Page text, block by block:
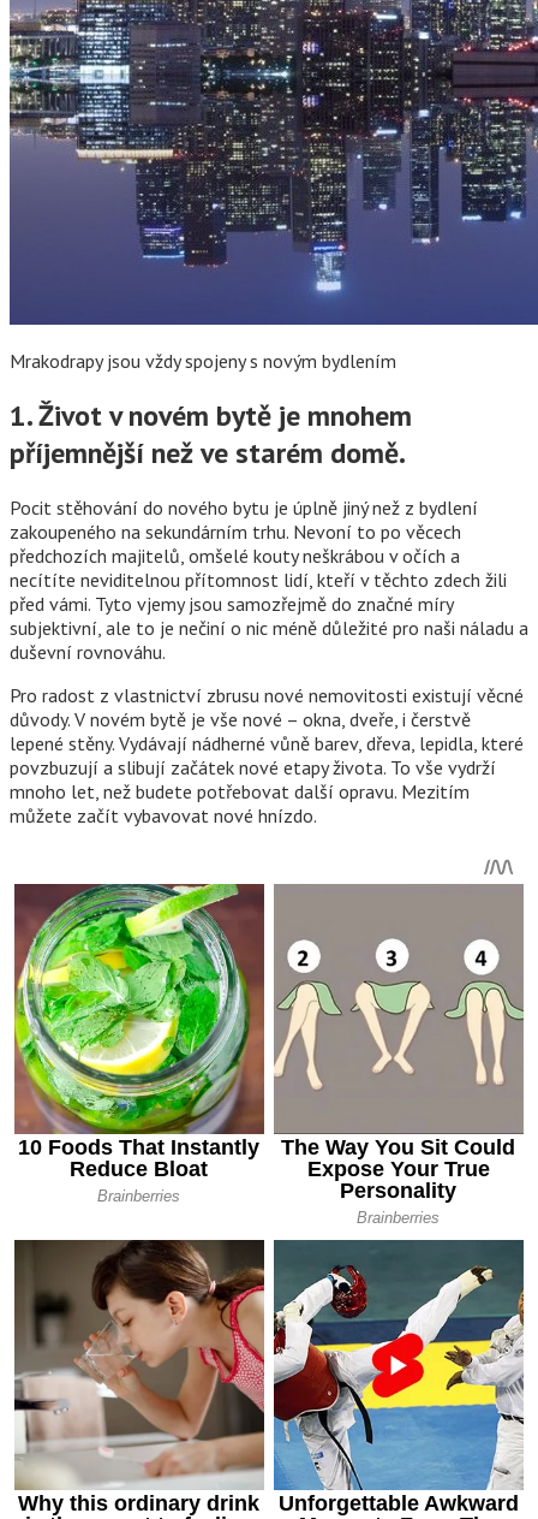
Mrakodrapy jsou vždy spojeny s novým bydlením
1. Život v novém bytě je mnohem
příjemnější než ve starém domě.
Pocit stěhování do nového bytu je úplně jiný než z bydlení
zakoupeného na sekundárním trhu. Nevoní to po věcech
předchozích majitelů, omšelé kouty neškrábou v očích a
necítíte neviditelnou přítomnost lidí, kteří v těchto zdech žili
před vámi. Tyto vjemy jsou samozřejmě do značné míry
subjektivní, ale to je nečiní o nic méně důležité pro naši náladu a
duševní rovnováhu.
Pro radost z vlastnictví zbrusu nové nemovitosti existují věcné
důvody. V novém bytě je vše nové – okna, dveře, i čerstvě
lepené stěny. Vydávají nádherné vůně barev, dřeva, lepidla, které
povzbuzují a slibují začátek nové etapy života. To vše vydrží
mnoho let, než budete potřebovat další opravu. Mezitím
můžete začít vybavovat nové hnízdo.